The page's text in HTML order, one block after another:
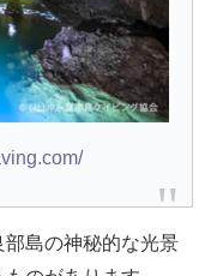
島の神秘的な光景